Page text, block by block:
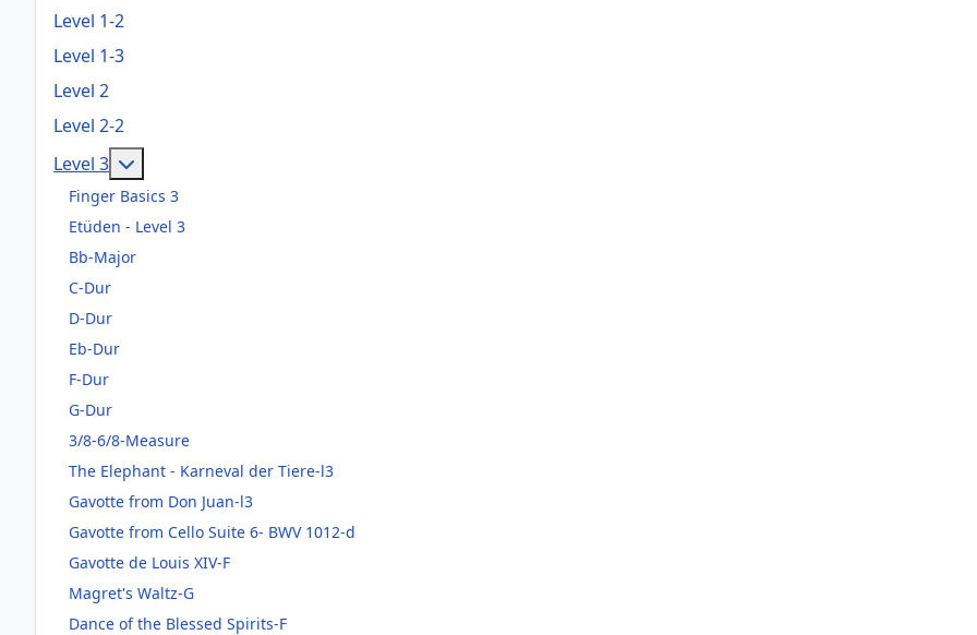
Level 1-2
Level 1-3
Level 2
Level 2-2
Level 3
Finger Basics 3
Etüden - Level 3
Bb-Major
C-Dur
D-Dur
Eb-Dur
F-Dur
G-Dur
3/8-6/8-Measure
The Elephant - Karneval der Tiere-l3
Gavotte from Don Juan-l3
Gavotte from Cello Suite 6- BWV 1012-d
Gavotte de Louis XIV-F
Magret's Waltz-G
Dance of the Blessed Spirits-F